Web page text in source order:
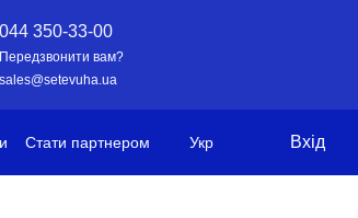
044 350-33-00
Передзвонити вам?
sales@setevuha.ua
Стати партнером
Укр Вхід